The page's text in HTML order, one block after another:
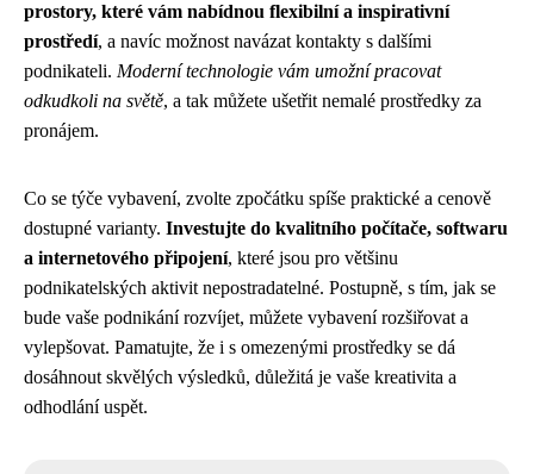
prostory, které vám nabídnou flexibilní a inspirativní
prostředí, a navíc možnost navázat kontakty s dalšími
podnikateli. Moderní technologie vám umožní pracovat
odkudkoli na světě, a tak můžete ušetřit nemalé prostředky za
pronájem.
Co se týče vybavení, zvolte zpočátku spíše praktické a cenově
dostupné varianty. Investujte do kvalitního počítače, softwaru
a internetového připojení, které jsou pro většinu
podnikatelských aktivit nepostradatelné. Postupně, s tím, jak se
bude vaše podnikání rozvíjet, můžete vybavení rozšiřovat a
vylepšovat. Pamatujte, že i s omezenými prostředky se dá
dosáhnout skvělých výsledků, důležitá je vaše kreativita a
odhodlání uspět.